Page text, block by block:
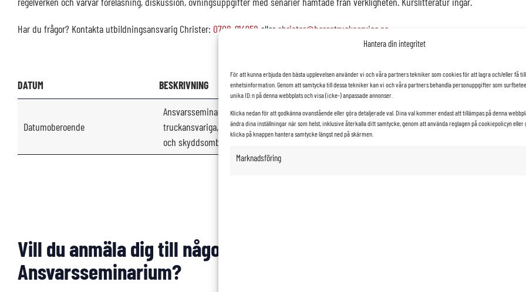
Hantera din integritet
För att kunna erbjuda den bästa upplevelsen använder vi och våra partners tekniker som cookies för att lagra och/eller få
enhetsinformation. Genom att samtycka till dessa tekniker kan vi och våra partners behandla personuppgifter som
unika ID:n på denna webbplats och visa (icke-) anpassade annonser.
Klicka nedan för att godkänna ovanstående eller göra detaljerade val. Dina val kommer endast att tillämpas på denna
ändra dina inställningar när som helst, inklusive återkalla ditt samtycke, genom att använda reglagen på cookiepolicyn eller
klicka på knappen hantera samtycke längst ned på skärmen.
Marknadsföring
Har du frågor? Kontakta utbildningsansvarig Christer: 0708-914958 eller christer@borastruckservice.se.
DATUM BESKRIVNING TID SISTA ANM.
Datumoberoende
Ansvarsseminarium för arbetsledare,
truckansvariga, säkerhetsansvariga
och skyddsombud
1 dag Pris
Vill du anmäla dig till något av våra
Ansvarsseminarium?